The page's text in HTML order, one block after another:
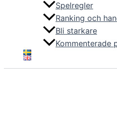
Spelregler
Ranking och
Bli starkare
Kommenterade